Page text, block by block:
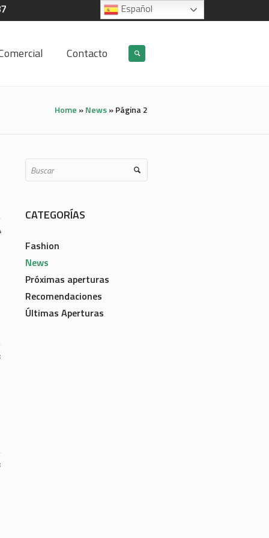
Contacto
Home »News»Página 2
CATEGORÍAS
Fashion
News
Próximas aperturas
Recomendaciones
Últimas Aperturas
Español